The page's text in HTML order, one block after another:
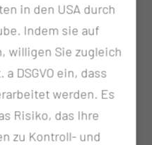
Das ist keine
: „Mit dem jetzt
wird der Prozess
für Lehr- und
in den USA durch
Indem sie auf
willigen Sie zugleich
a DSGVO ein, dass
werden. Es
Risiko, das Ihre
zu Kontroll- und